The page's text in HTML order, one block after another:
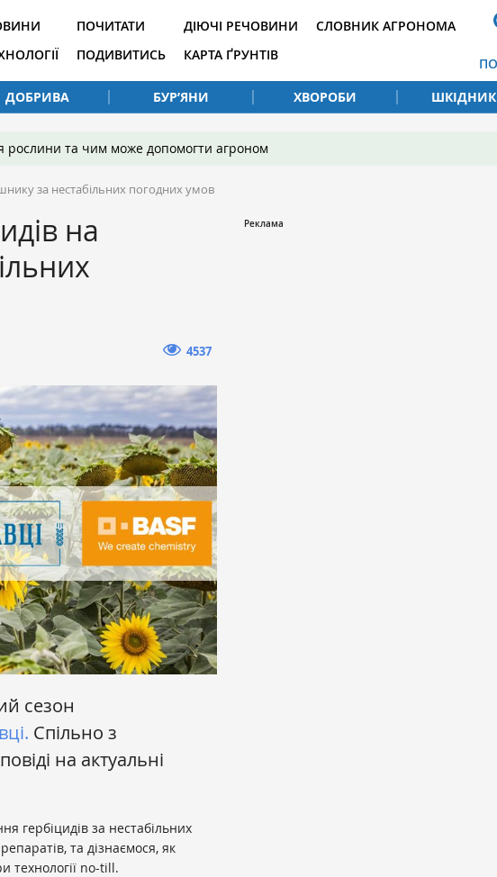
ПОЧИТАТИ
ПОДИВИТИСЬ
ДІЮЧІ РЕЧОВИНИ
КАРТА ҐРУНТІВ
СЛОВНИК АГРОНОМА
ДОБРИВА БУР’ЯНИ ХВОРОБИ
рослини та чим може допомогти агроном
за нестабільних погодних умов
на
4537
сезон
Спільно з
на актуальні
гербіцидів за нестабільних
та дізнаємося, як
технології no-till.